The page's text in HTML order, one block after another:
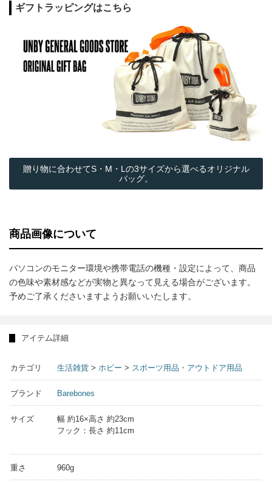
ギフトラッピングはこちら
贈り物に合わせてS・M・Lの3サイズから選べるオリジナル
バッグ。
商品画像について
パソコンのモニター環境や携帯電話の機種・設定によって、商品
の色味や素材感などが実物と異なって見える場合がございます。
予めご了承くださいますようお願いいたします。
アイテム詳細
カテゴリ 生活雑貨 > ホビー > スポーツ用品・アウトドア用品
ブランド Barebones
サイズ
幅 約16×高さ 約23cm
フック：長さ 約11cm
重さ 960g